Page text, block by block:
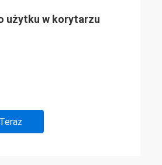
użytku w korytarzu